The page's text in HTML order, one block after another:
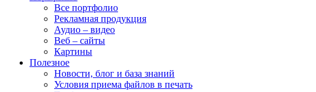
Все портфолио
Рекламная продукция
Аудио – видео
Веб – сайты
Картины
Полезное
Новости, блог и база знаний
Условия приема файлов в печать